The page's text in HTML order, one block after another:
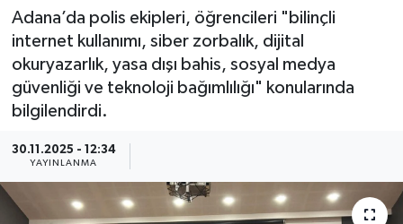
Adana’da polis ekipleri, öğrencileri "bilinçli
internet kullanımı, siber zorbalık, dijital
okuryazarlık, yasa dışı bahis, sosyal medya
güvenliği ve teknoloji bağımlılığı" konularında
bilgilendirdi.
30.11.2025 - 12:34
YAYINLANMA
Ekonomi
Genel
Görüntülü Haber
Güncel
Kültür & Sanat
Tüm Manşetler
Son Dakika Haberleri
Haber Arşivi